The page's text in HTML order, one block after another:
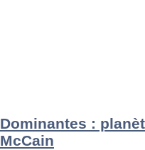
Dominantes :
McCain